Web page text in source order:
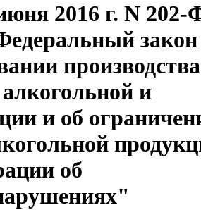
2016 г. N 202-
и
и об
об